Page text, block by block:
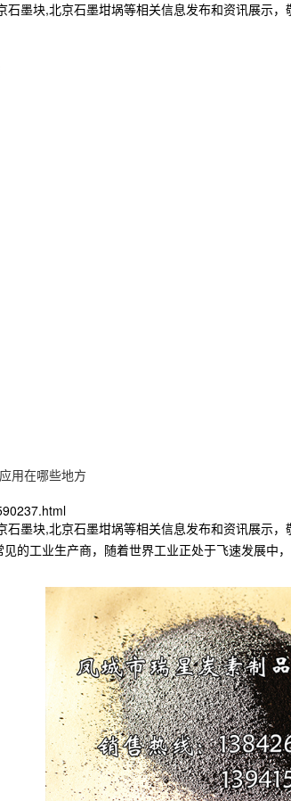
石墨块,北京石墨坩埚等相关信息发布和资讯展示，
用在哪些地方
石墨块,北京石墨坩埚等相关信息发布和资讯展示，
的工业生产商，随着世界工业正处于飞速发展中，